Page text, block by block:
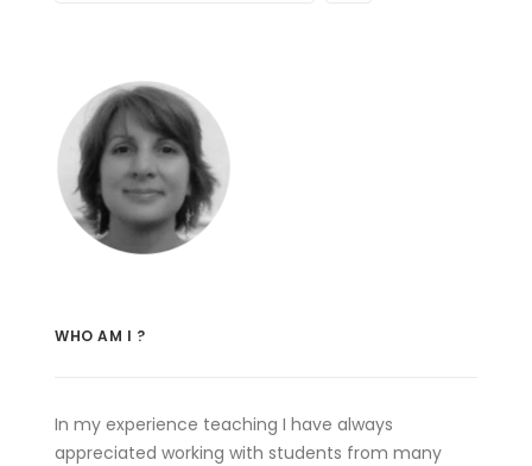
WHO AM I ?
In my experience teaching I have always
appreciated working with students from many